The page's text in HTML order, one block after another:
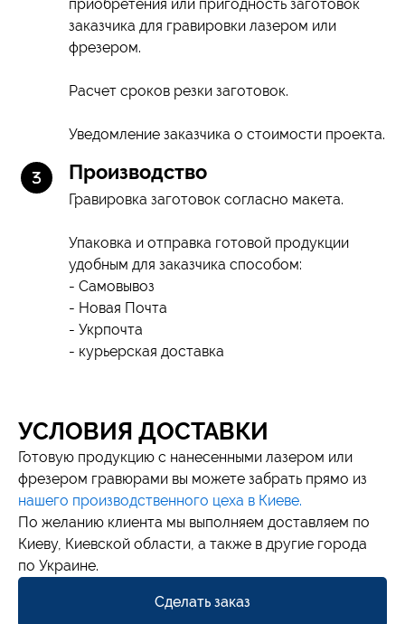
приобретения или пригодность заготовок
заказчика для гравировки лазером или
фрезером.
Расчет сроков резки заготовок.
Уведомление заказчика о стоимости проекта.
Производство
Гравировка заготовок согласно макета.
Упаковка и отправка готовой продукции
удобным для заказчика способом:
- Самовывоз
- Новая Почта
- Укрпочта
- курьерская доставка
УСЛОВИЯ ДОСТАВКИ
Готовую продукцию с нанесенными лазером или
фрезером гравюрами вы можете забрать прямо из
нашего производственного цеха в Киеве.
По желанию клиента мы выполняем доставляем по
Киеву, Киевской области, а также в другие города
по Украине.
Сделать заказ